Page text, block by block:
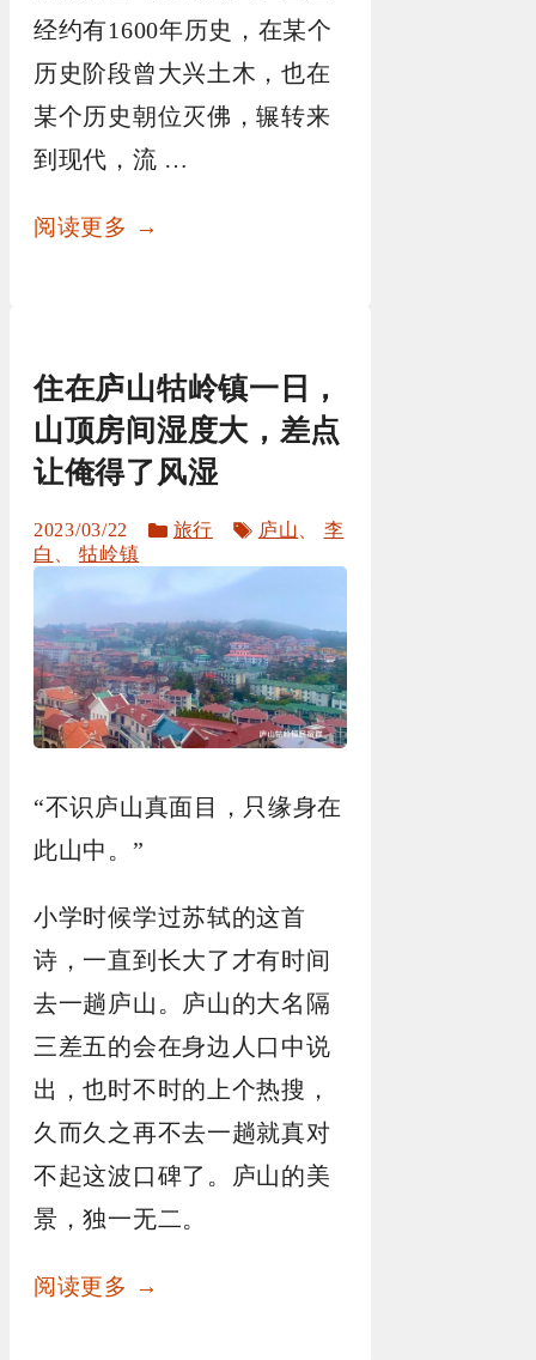
经约有1600年历史，在某个
历史阶段曾大兴土木，也在
某个历史朝位灭佛，辗转来
到现代，流 …
阅读更多 →
住在庐山牯岭镇一日，
山顶房间湿度大，差点
让俺得了风湿
2023/03/22
分
旅行
标
庐山
李
白
、牯岭镇
“不识庐山真面目，只缘身在
此山中。”
小学时候学过苏轼的这首
诗，一直到长大了才有时间
去一趟庐山。庐山的大名隔
三差五的会在身边人口中说
出，也时不时的上个热搜，
久而久之再不去一趟就真对
不起这波口碑了。庐山的美
景，独一无二。
阅读更多 →